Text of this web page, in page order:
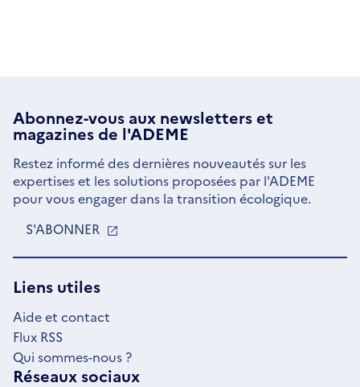
Abonnez-vous aux newsletterset
magazines de l'ADEME
Restez informé des dernières nouveautés sur les
expertises et les solutions proposées par l'ADEME
pour vous engager dans la transition écologique.
S'ABONNER
UNE
Liens utiles
Aide et contact
Flux RSS
Qui sommes-nous ?
Réseaux sociaux